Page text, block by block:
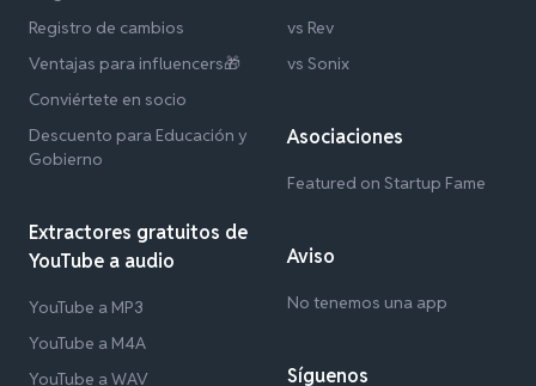
Registro de cambios
Ventajas para influencers🎁
Conviértete en socio
Descuento para Educación y
Gobierno
Extractores gratuitos de
YouTube a audio
YouTube a MP3
YouTube a M4A
YouTube a WAV
vs Rev
vs Sonix
Asociaciones
Featured on Startup Fame
Aviso
No tenemos una app
Síguenos